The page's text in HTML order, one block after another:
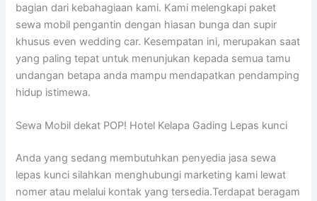
bagian dari kebahagiaan kami. Kami melengkapi paket
sewa mobil pengantin dengan hiasan bunga dan supir
khusus even wedding car. Kesempatan ini, merupakan saat
yang paling tepat untuk menunjukan kepada semua tamu
undangan betapa anda mampu mendapatkan pendamping
hidup istimewa.
Sewa Mobil dekat POP! Hotel Kelapa Gading Lepas kunci
Anda yang sedang membutuhkan penyedia jasa sewa
lepas kunci silahkan menghubungi marketing kami lewat
nomer atau melalui kontak yang tersedia.Terdapat beragam